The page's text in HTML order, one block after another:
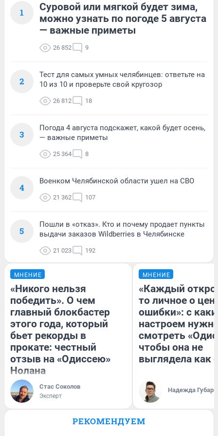
1
Суровой или мягкой будет зима,
можно узнать по погоде 5 августа
— важные приметы
26 852 9
2
Тест для самых умных челябинцев: ответьте на
10 из 10 и проверьте свой кругозор
26 812 18
3
Погода 4 августа подскажет, какой будет осень,
— важные приметы
25 364 8
4
Военком Челябинской области ушел на СВО
21 362 107
5
Пошли в «отказ». Кто и почему продает пункты
выдачи заказов Wildberries в Челябинске
21 023 192
МНЕНИЕ
«Никого нельзя
победить». О чем
главный блокбастер
этого года, который
бьет рекорды в
прокате: честный
отзыв на «Одиссею»
Нолана
Стас Соколов
Эксперт
МНЕНИЕ
«Каждый
то личное о
ошибки»: с
настроем
смотреть
чтобы она не
выглядела как
Надежда Губарь
РЕКОМЕНДУЕМ